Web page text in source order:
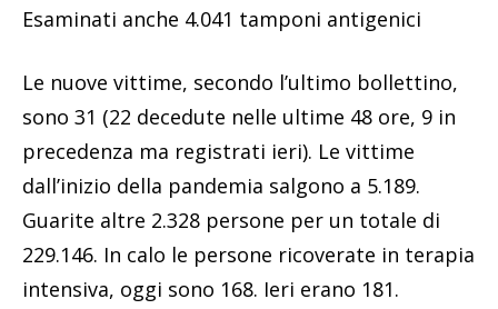
Esaminati anche 4.041 tamponi antigenici
Le nuove vittime, secondo l’ultimo bollettino,
sono 31 (22 decedute nelle ultime 48 ore, 9 in
precedenza ma registrati ieri). Le vittime
dall’inizio della pandemia salgono a 5.189.
Guarite altre 2.328 persone per un totale di
229.146. In calo le persone ricoverate in terapia
intensiva, oggi sono 168. Ieri erano 181.